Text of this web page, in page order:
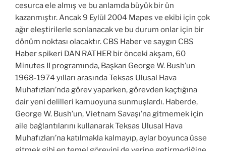
cesurca ele almış ve bu anlamda büyük bir ün
kazanmıştır. Ancak 9 Eylül 2004 Mapes ve ekibi için çok
ağır eleştirilerle sonlanacak ve bu durum onlar için bir
dönüm noktası olacaktır. CBS Haber ve saygın CBS
Haber spikeri DAN RATHER bir önceki akşam, 60
Minutes II programında, Başkan George W. Bush’un
1968-1974 yılları arasında Teksas Ulusal Hava
Muhafızları’nda görev yaparken, görevden kaçtığına
dair yeni delilleri kamuoyuna sunmuşlardı. Haberde,
George W. Bush’un, Vietnam Savaşı’na gitmemek için
aile bağlantılarını kullanarak Teksas Ulusal Hava
Muhafızları’na katılmakla kalmayıp, aylar boyunca üsse